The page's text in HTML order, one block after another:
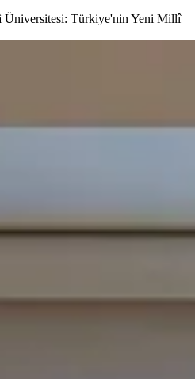
Türkiye'nin Yeni Millî